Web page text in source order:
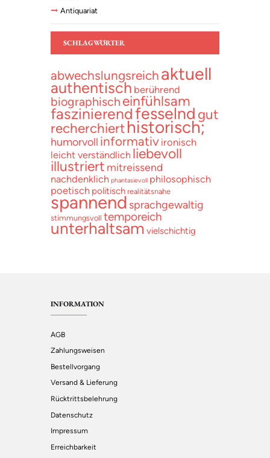
Antiquariat
SCHLAGWÖRTER
abwechslungsreich aktuell
authentisch berührend
biographisch einfühlsam
faszinierendfesselnd gut
recherchierthistorisch;
humorvoll informativ ironisch
leicht verständlich liebevoll
illustriert mitreissend
nachdenklich phantasievoll philosophisch
poetisch politisch realitätsnahe
spannend sprachgewaltig
stimmungsvoll temporeich
unterhaltsam vielschichtig
INFORMATION
AGB
Zahlungsweisen
Bestellvorgang
Versand & Lieferung
Rücktrittsbelehrung
Datenschutz
Impressum
Erreichbarkeit